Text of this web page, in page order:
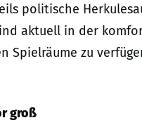
politische
aktuell in der
zu
groß